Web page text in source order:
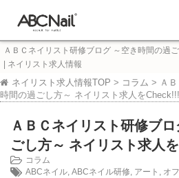
ＡＢＣネイリスト研修ブログ ～空き時間の過
| ネイリスト求人情報
ネイリスト求人情報TOP > コラム > Ａ
時間の過ごし方～ ネイリスト求人をCheck!!!
ＡＢＣネイリスト研修ブ
ごし方～ ネイリスト求人
コラム
ABCネイル, ABCネイル研修, アート , オフ